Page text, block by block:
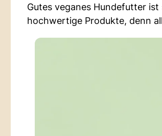
Gutes veganes Hundefutter
hochwertige Produkte, denn